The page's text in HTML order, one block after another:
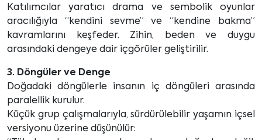
Katılımcılar yaratıcı drama ve sembolik oyunlar
aracılığıyla “kendini sevme” ve “kendine bakma”
kavramlarını keşfeder. Zihin, beden ve duygu
arasındaki dengeye dair içgörüler geliştirilir.
3. Döngüler ve Denge
Doğadaki döngülerle insanın iç döngüleri arasında
paralellik kurulur.
Küçük grup çalışmalarıyla, sürdürülebilir yaşamın içsel
versiyonu üzerine düşünülür: